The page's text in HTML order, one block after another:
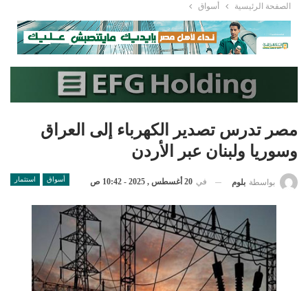
الصفحة الرئيسية أسواق
مصر تدرس تصدير الكهرباء إلى العراق
وسوريا ولبنان عبر الأردن
أسواق استثمار بواسطة بلوم في 20 أغسطس , 2025 - 10:42 ص